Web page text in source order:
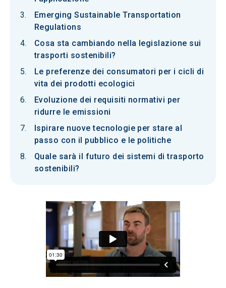
Emerging Sustainable Transportation
Regulations
Cosa sta cambiando nella legislazione sui
trasporti sostenibili?
Le preferenze dei consumatori per i cicli di
vita dei prodotti ecologici
Evoluzione dei requisiti normativi per
ridurre le emissioni
Ispirare nuove tecnologie per stare al
passo con il pubblico e le politiche
Quale sarà il futuro dei sistemi di trasporto
sostenibili?